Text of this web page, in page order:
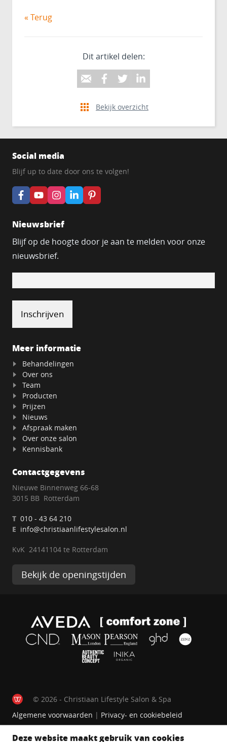
« Terug
Dit artikel delen:
Bekijk overzicht
Social media
Blijf up to date door ons te volgen!
Nieuwsbrief
Blijf op de hoogte door je aan te melden voor onze
nieuwsbrief.
Meer informatie
Behandelingen
Over ons
Team
Producten
Prijzen
Nieuws
Afspraak maken
Over onze salon
Kennisbank
Contactgegevens
Nieuwe Binnenweg 66-68
3015 BB Rotterdam
T 010 - 43 64 210
E info@christiaanlifestylesalon.nl
KvK 24141104 te Rotterdam
Bekijk de openingstijden
© 2026 - Christiaan Lifestyle Salon & Spa
Algemene voorwaarden | Privacy- en cookiebeleid
Deze website maakt gebruik van cookies